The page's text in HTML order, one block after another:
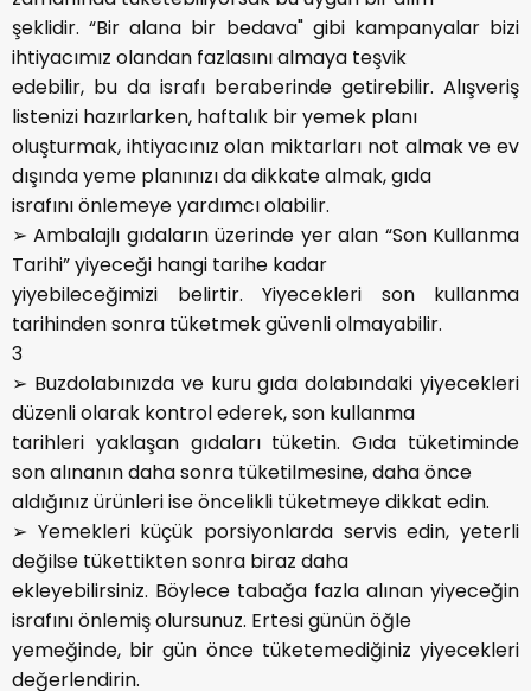
şeklidir. “Bir alana bir bedava" gibi kampanyalar bizi
ihtiyacımız olandan fazlasını almaya teşvik
edebilir, bu da israfı beraberinde getirebilir. Alışveriş
listenizi hazırlarken, haftalık bir yemek planı
oluşturmak, ihtiyacınız olan miktarları not almak ve ev
dışında yeme planınızı da dikkate almak, gıda
israfını önlemeye yardımcı olabilir.
➢ Ambalajlı gıdaların üzerinde yer alan “Son Kullanma
Tarihi” yiyeceği hangi tarihe kadar
yiyebileceğimizi belirtir. Yiyecekleri son kullanma
tarihinden sonra tüketmek güvenli olmayabilir.
3
➢ Buzdolabınızda ve kuru gıda dolabındaki yiyecekleri
düzenli olarak kontrol ederek, son kullanma
tarihleri yaklaşan gıdaları tüketin. Gıda tüketiminde
son alınanın daha sonra tüketilmesine, daha önce
aldığınız ürünleri ise öncelikli tüketmeye dikkat edin.
➢ Yemekleri küçük porsiyonlarda servis edin, yeterli
değilse tükettikten sonra biraz daha
ekleyebilirsiniz. Böylece tabağa fazla alınan yiyeceğin
israfını önlemiş olursunuz. Ertesi günün öğle
yemeğinde, bir gün önce tüketemediğiniz yiyecekleri
değerlendirin.